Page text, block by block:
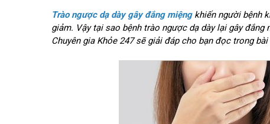
Trào ngược dạ dày gây đắng miệngkhiến người bệnh
giảm. Vậy tại sao bệnh trào ngược dạ dày lại gây
Chuyên gia Khỏe 247 sẽ giải đáp cho bạn đọc trong bài